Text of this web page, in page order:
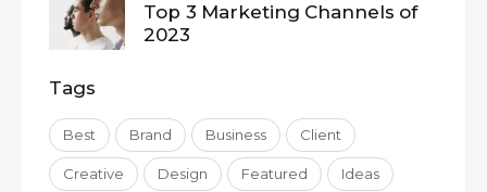
Top 3 Marketing Channels of
2023
Tags
Best Brand Business Client
Creative Design Featured Ideas